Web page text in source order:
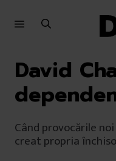
David
Când provocările
creat propria